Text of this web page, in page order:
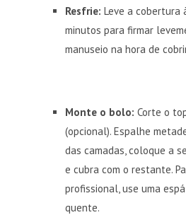
Resfrie: Leve a cobertura
minutos para firmar
manuseio na hora de
Monte o bolo: Corte o
(opcional). Espalhe
das camadas, coloque a
e cubra com o restante.
profissional, use uma
quente.